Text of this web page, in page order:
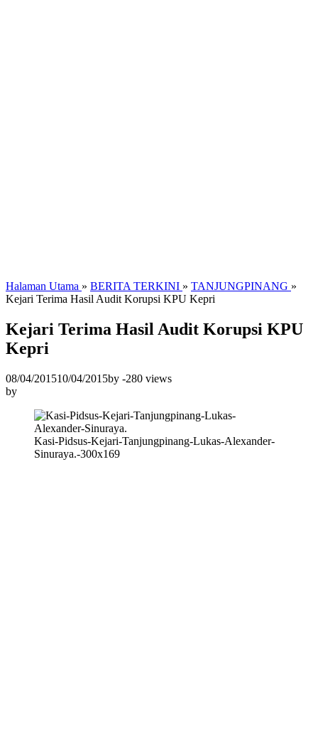
Halaman Utama » BERITA TERKINI » TANJUNGPINANG »
Kejari Terima Hasil Audit Korupsi KPU Kepri
Kejari Terima Hasil Audit Korupsi KPU
Kepri
08/04/201510/04/2015by -280 views
by
Kasi-Pidsus-Kejari-Tanjungpinang-Lukas-Alexander-
Sinuraya.-300x169